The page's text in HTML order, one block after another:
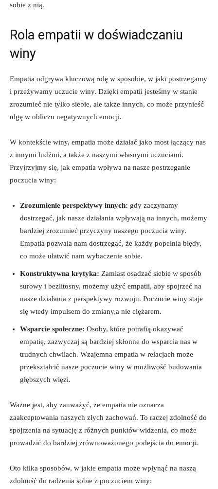
sobie z⁤ nią.
Rola empatii w ⁢doświadczaniu
winy
Empatia odgrywa kluczową‌ rolę w sposobie, w jaki postrzegamy
i ​przeżywamy uczucie winy. Dzięki empatii jesteśmy w stanie
zrozumieć nie ​tylko ⁢siebie, ale także innych, co może⁣ przynieść​
ulgę⁢ w ‌obliczu negatywnych emocji.
W kontekście winy, empatia może⁣ działać jako ⁢most łączący nas ​
z innymi​ ludźmi, a także z ⁣naszymi własnymi uczuciami.
Przyjrzyjmy się, jak empatia wpływa na nasze postrzeganie
poczucia winy:
Zrozumienie perspektywy​ innych: ⁤gdy zaczynamy
dostrzegać, ‌jak nasze działania wpływają na innych, możemy
bardziej zrozumieć przyczyny​ naszego⁤ poczucia winy.
Empatia pozwala nam dostrzegać, że każdy popełnia⁢ błędy,⁢
co może ułatwić nam wybaczenie sobie.
Konstruktywna krytyka: Zamiast ‌osądzać ⁤siebie w sposób
surowy i bezlitosny, możemy użyć empatii, aby spojrzeć na‌
nasze działania z⁣ perspektywy rozwoju. Poczucie winy ‌staje
⁢się wtedy impulsem do zmiany,a⁢ nie⁣ ciężarem.
Wsparcie społeczne: Osoby, które potrafią okazywać
empatię, zazwyczaj są bardziej skłonne do wsparcia nas w
trudnych chwilach. Wzajemna empatia⁢ w relacjach może
przekształcić nasze poczucie winy‌ w możliwość ⁤budowania
głębszych więzi.
Ważne ⁤jest, aby zauważyć, że ​empatia nie ⁣oznacza
zaakceptowania naszych złych ‍zachowań. To raczej zdolność do
⁢spojrzenia na⁣ sytuację z różnych punktów widzenia, co ⁤może ​
prowadzić do bardziej zrównoważonego podejścia ​do​ emocji.
Oto kilka sposobów, w jakie ‌empatia ⁤może wpłynąć ⁢na naszą‍
zdolność do radzenia sobie z ⁢poczuciem winy: